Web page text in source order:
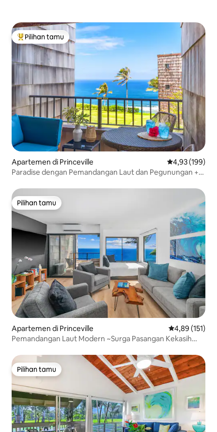
Pilihan tamu terpopuler
Pilihan tamu
Apartemen di Princeville Nilai rata-rata
4,93 (199)
Paradise dengan Pemandangan Laut dan Pegunungan +
Pilihan tamu
Pilihan tamu
Apartemen di Princeville Nilai rata-rata
4,89 (151)
Pemandangan Laut Modern ~Surga Pasangan Kekasih
Pilihan tamu
Pilihan tamu